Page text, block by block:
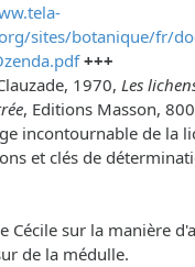
sites/botanique/fr/
+++
1970, Les
, Editions Masson,
incontournable de la
et clés de
Cécile sur la manière
de la médulle.